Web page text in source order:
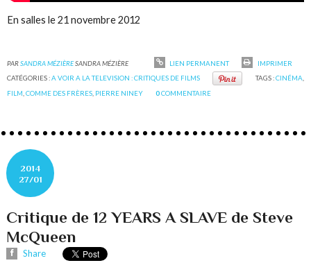
En salles le 21 novembre 2012
PARSANDRA MÉZIÈRESANDRA MÉZIÈRE LIEN PERMANENT
IMPRIMER
CATÉGORIES :A VOIR A LA TELEVISION : CRITIQUES DE FILMS TAGS :CINÉMA
FILM ,COMME DES FRÈRES PIERRE NINEY 0COMMENTAIRE
2014
27/01
Critique de 12 YEARS A SLAVE de Steve
McQueen
Share